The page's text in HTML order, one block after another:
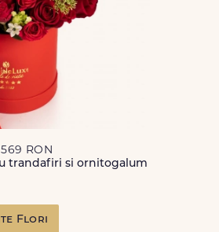
RON
trandafiri si ornitogalum
Flori